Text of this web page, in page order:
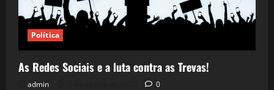
Política
As Redes Sociais e a luta contra as Trevas!
admin 0